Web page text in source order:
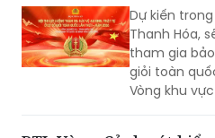
Dự kiến
Thanh Hóa,
tham gia
giỏi toàn
Vòng khu